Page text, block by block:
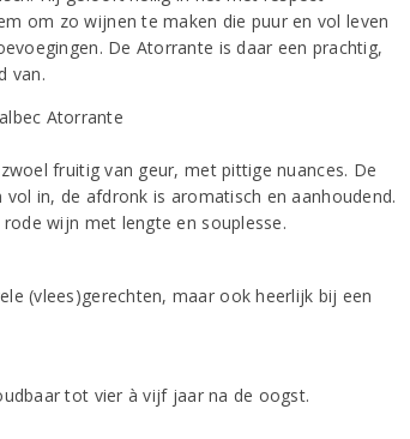
om zo wijnen te maken die puur en vol leven
De Atorrante is daar een prachtig,
van.
fruitig van geur, met pittige nuances. De
in, de afdronk is aromatisch en aanhoudend.
wijn met lengte en souplesse.
(vlees)gerechten, maar ook heerlijk bij een
tot vier à vijf jaar na de oogst.